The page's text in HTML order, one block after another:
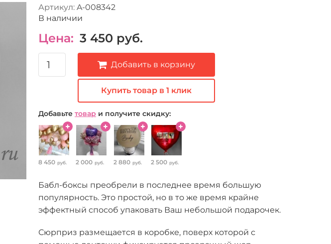
Артикул: A-008342
В наличии
Цена: 3 450 руб.
Добавить в корзину
Купить товар в 1 клик
Добавьте товар и получите скидку:
8 450 руб. 2 000 руб. 2 880 руб. 2 500 руб.
Бабл-боксы преобрели в последнее время большую
популярность. Это простой, но в то же время крайне
эффектный способ упаковать Ваш небольшой подарочек.
Сюрприз размещается в коробке, поверх которой с